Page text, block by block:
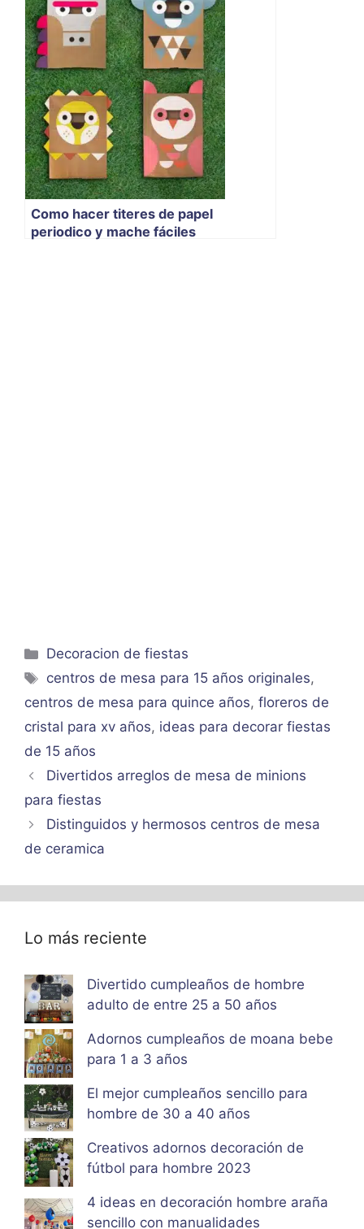
Como hacer titeres de papel
periodico y mache fáciles
Categorías
Decoracion de fiestas
Etiquetas
centros de mesa para 15 años originales,
centros de mesa para quince años, floreros de
cristal para xv años, ideas para decorar fiestas
de 15 años
Divertidos arreglos de mesa de minions
para fiestas
Distinguidos y hermosos centros de mesa
de ceramica
Lo más reciente
Divertido cumpleaños de hombre
adulto de entre 25 a 50 años
Adornos cumpleaños de moana bebe
para 1 a 3 años
El mejor cumpleaños sencillo para
hombre de 30 a 40 años
Creativos adornos decoración de
fútbol para hombre 2023
4 ideas en decoración hombre araña
sencillo con manualidades